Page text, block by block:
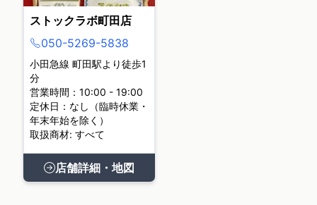
ストックラボ町田店
050-5269-5838
小田急線 町田駅より徒歩1
分
営業時間：10:00 - 19:00
定休日：なし（臨時休業・
年末年始を除く）
取扱商材: すべて
店舗詳細・地図